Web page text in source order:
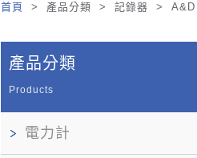
首頁 > 產品分類 > 記錄器 > A&D
產品分類
Products
電力計